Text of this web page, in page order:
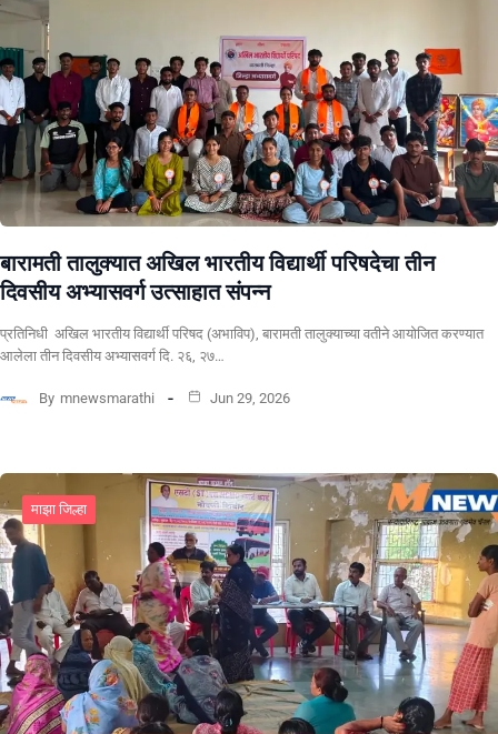
बारामती तालुक्यात अखिल भारतीय विद्यार्थी परिषदेचा तीन
दिवसीय अभ्यासवर्ग उत्साहात संपन्न
प्रतिनिधी अखिल भारतीय विद्यार्थी परिषद (अभाविप), बारामती तालुक्याच्या वतीने आयोजित करण्यात
आलेला तीन दिवसीय अभ्यासवर्ग दि. २६, २७…
By mnewsmarathi Jun 29, 2026
माझा जिल्हा